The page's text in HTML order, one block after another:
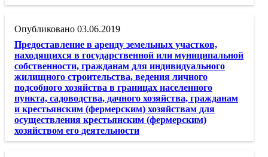
03.06.2019
Предоставление в аренду земельных участков,
находящихся в государственной или муниципальной
собственности, гражданам для индивидуального
жилищного строительства, ведения личного
подсобного хозяйства в границах населенного
пункта, садоводства, дачного хозяйства, гражданам
и крестьянским (фермерским) хозяйствам для
осуществления крестьянским (фермерским)
хозяйством его деятельности